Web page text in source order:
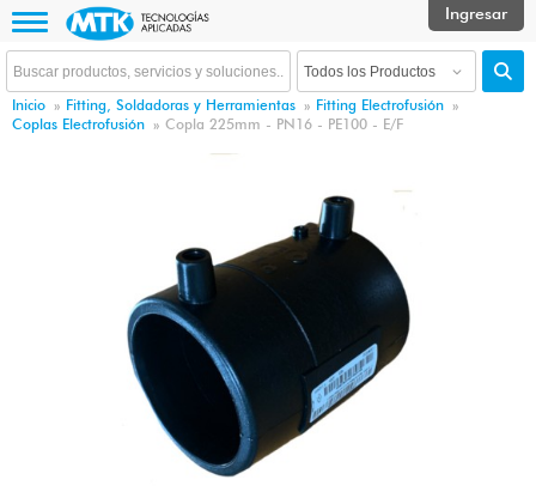
Inicio » Fitting, Soldadoras y Herramientas » Fitting Electrofusión »
Coplas Electrofusión » Copla 225mm - PN16 - PE100 - E/F